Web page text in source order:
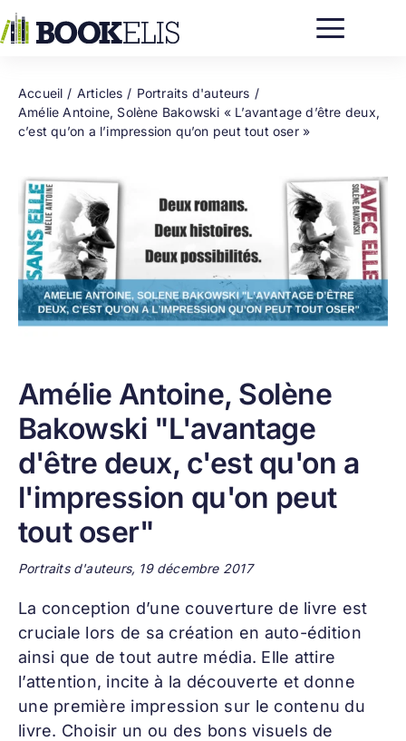
au
contenu
Accueil Articles
Portraits d'auteurs
Amélie Antoine, Solène Bakowski « L’avantage d’être deux,
c’est qu’on a l’impression qu’on peut tout oser »
Amélie Antoine, Solène
Bakowski "L'avantage
d'être deux, c'est qu'on a
l'impression qu'on peut
tout oser"
Portraits d'auteurs, 19 décembre 2017
La conception d’une couverture de livre est
cruciale lors de sa création en auto-édition
ainsi que de tout autre média. Elle attire
l’attention, incite à la découverte et donne
une première impression sur le contenu du
livre. Choisir un ou des bons visuels de